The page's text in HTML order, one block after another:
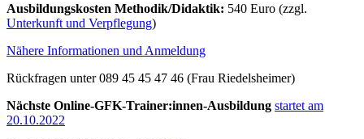
Ausbildungskosten Methodik/Didaktik: 540 Euro (zzgl.
Unterkunft und Verpflegung)
Nähere Informationen und Anmeldung
Rückfragen unter 089 45 45 47 46 (Frau Riedelsheimer)
Nächste Online-GFK-Trainer:innen-Ausbildung startet am
20.10.2022